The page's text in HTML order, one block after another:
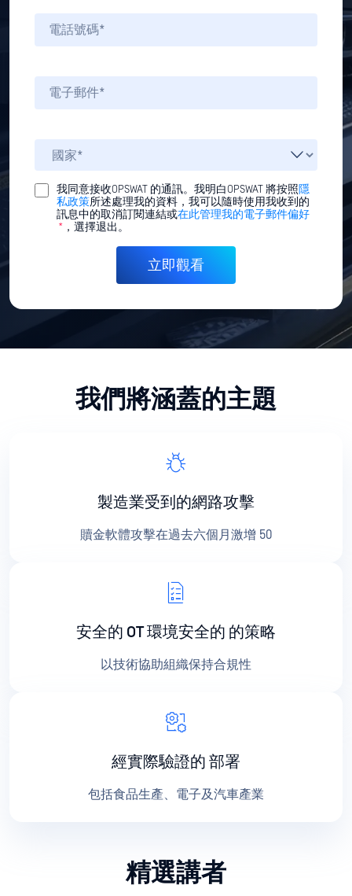
我同意接收OPSWAT 的通訊。我明白OPSWAT 將按照隱
私政策所述處理我的資料，我可以隨時使用我收到的
訊息中的取消訂閱連結或在此管理我的電子郵件偏好
* ，選擇退出。
我們將涵蓋的主題
製造業受到的網路攻擊
贖金軟體攻擊在過去六個月激增 50
安全的 OT 環境安全的 的策略
以技術協助組織保持合規性
經實際驗證的 部署
包括食品生產、電子及汽車產業
精選講者